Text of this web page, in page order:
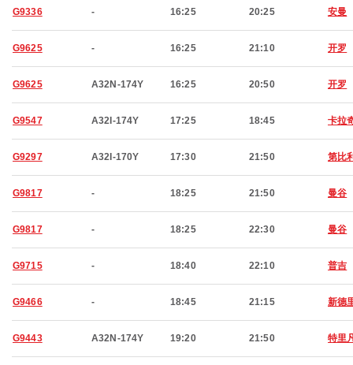
G9336 - 16:25 20:25 安曼
G9625 - 16:25 21:10 开罗
G9625 A32N-174Y 16:25 20:50 开罗
G9547 A32I-174Y 17:25 18:45 卡拉
G9297 A32I-170Y 17:30 21:50 第比
G9817 - 18:25 21:50 曼谷
G9817 - 18:25 22:30 曼谷
G9715 - 18:40 22:10 普吉
G9466 - 18:45 21:15 新德
G9443 A32N-174Y 19:20 21:50 特里